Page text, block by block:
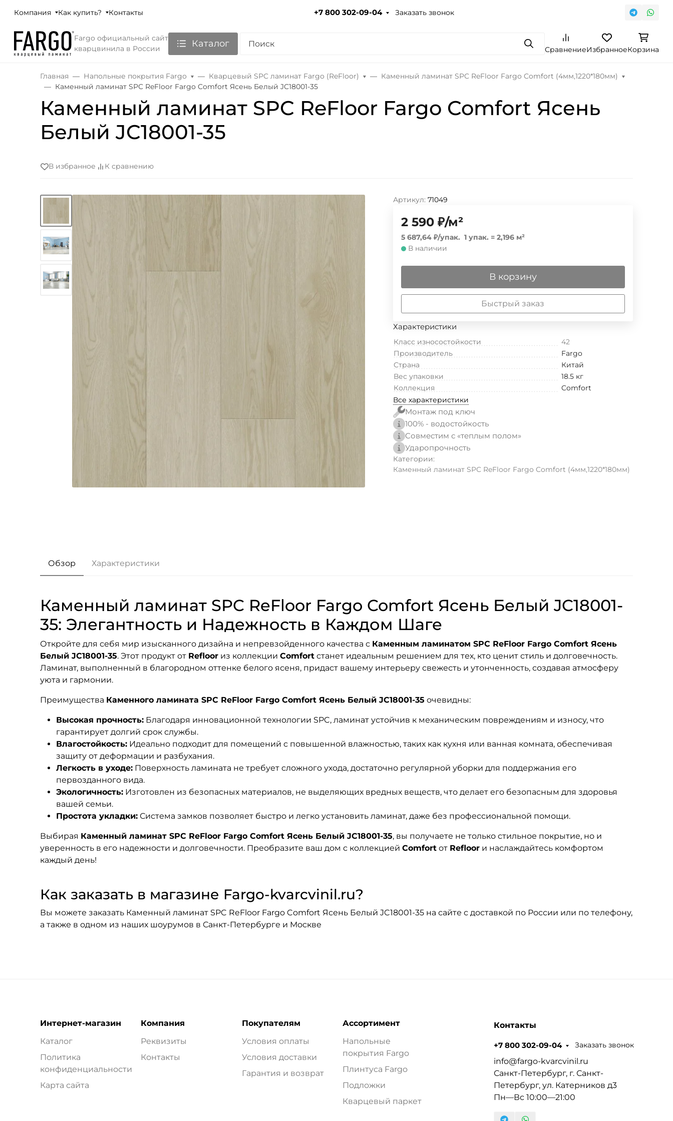
Компания Как купить? Контакты +7 800 302-09-04 Заказать звонок
Fargo официальный сайт
кварцвинила в России
Каталог ПоискСравнениеИзбранноеКорзина
Главная Напольные покрытия Fargo Кварцевый SPC ламинат Fargo (ReFloor)
Каменный ламинат SPC ReFloor Fargo Comfort (4мм,1220*180мм)
Каменный ламинат SPC ReFloor Fargo Comfort Ясень Белый JC18001-35
Каменный ламинат SPC ReFloor Fargo Comfort Ясень
Белый JC18001-35
В избранное К сравнению
Артикул: 71049
2 590 ₽/м²
5 687,64 ₽/упак. 1 упак. = 2,196 м²
В наличии
В корзину
Быстрый заказ
Характеристики
Класс износостойкости
42
Производитель
Fargo
Страна
Китай
Вес упаковки
18.5 кг
Коллекция
Comfort
Все характеристики
Монтаж под ключ
100% - водостойкость
Совместим с «теплым полом»
Ударопрочность
Категории:
Каменный ламинат SPC ReFloor Fargo Comfort (4мм,1220*180мм)
Обзор Характеристики
Каменный ламинат SPC ReFloor Fargo Comfort Ясень Белый JC18001-
35: Элегантность и Надежность в Каждом Шаге
Откройте для себя мир изысканного дизайна и непревзойденного качества с Каменным ламинатом SPC ReFloor Fargo Comfort Ясень
Белый JC18001-35. Этот продукт от Refloor из коллекции Comfort станет идеальным решением для тех, кто ценит стиль и долговечность.
Ламинат, выполненный в благородном оттенке белого ясеня, придаст вашему интерьеру свежесть и утонченность, создавая атмосферу
уюта и гармонии.
Преимущества Каменного ламината SPC ReFloor Fargo Comfort Ясень Белый JC18001-35 очевидны:
Высокая прочность: Благодаря инновационной технологии SPC, ламинат устойчив к механическим повреждениям и износу, что
гарантирует долгий срок службы.
Влагостойкость: Идеально подходит для помещений с повышенной влажностью, таких как кухня или ванная комната, обеспечивая
защиту от деформации и разбухания.
Легкость в уходе: Поверхность ламината не требует сложного ухода, достаточно регулярной уборки для поддержания его
первозданного вида.
Экологичность: Изготовлен из безопасных материалов, не выделяющих вредных веществ, что делает его безопасным для здоровья
вашей семьи.
Простота укладки: Система замков позволяет быстро и легко установить ламинат, даже без профессиональной помощи.
Выбирая Каменный ламинат SPC ReFloor Fargo Comfort Ясень Белый JC18001-35, вы получаете не только стильное покрытие, но и
уверенность в его надежности и долговечности. Преобразите ваш дом с коллекцией Comfort от Refloor и наслаждайтесь комфортом
каждый день!
Как заказать в магазине Fargo-kvarcvinil.ru?
Вы можете заказать Каменный ламинат SPC ReFloor Fargo Comfort Ясень Белый JC18001-35 на сайте с доставкой по России или по телефону,
а также в одном из наших шоурумов в Санкт-Петербурге и Москве
Интернет-магазин
Каталог
Политика
конфиденциальности
Карта сайта
Компания
Реквизиты
Контакты
Покупателям
Условия оплаты
Условия доставки
Гарантия и возврат
Ассортимент
Напольные
покрытия Fargo
Плинтуса Fargo
Подложки
Кварцевый паркет
Контакты
+7 800 302-09-04 Заказать звонок
info@fargo-kvarcvinil.ru
Санкт-Петербург, г. Санкт-
Петербург, ул. Катерников д3
Пн—Вс 10:00—21:00